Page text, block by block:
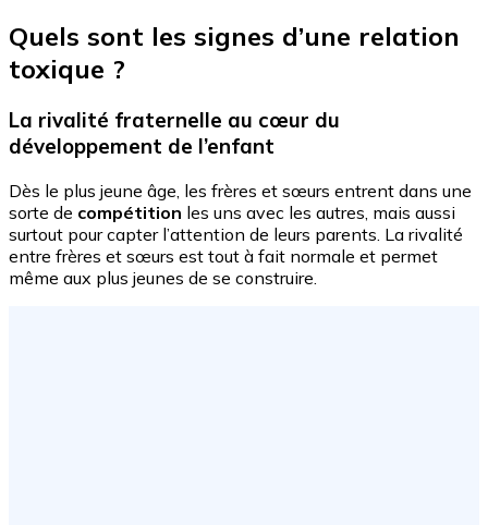
Quels sont les signes d’une relation
toxique ?
La rivalité fraternelle au cœur du
développement de l’enfant
Dès le plus jeune âge, les frères et sœurs entrent dans une
sorte de compétition les uns avec les autres, mais aussi
surtout pour capter l’attention de leurs parents. La rivalité
entre frères et sœurs est tout à fait normale et permet
même aux plus jeunes de se construire.